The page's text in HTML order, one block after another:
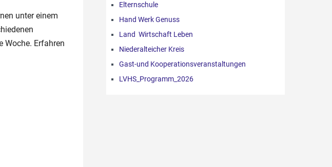
unter einem
Woche. Erfahren
Elternschule
Hand Werk Genuss
Land Wirtschaft Leben
Niederalteicher Kreis
Gast-und Kooperationsveranstaltungen
LVHS_Programm_2026